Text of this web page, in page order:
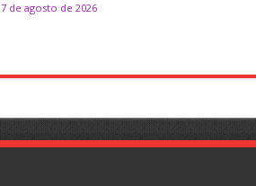
7 de agosto de 2026